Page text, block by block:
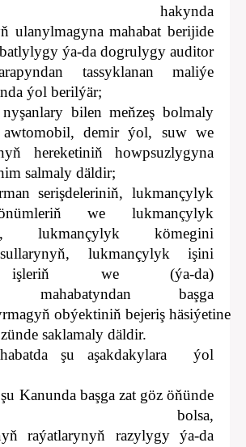
hakynda
ulanylmagyna mahabat berijide
ýa-da dogrulygy auditor
tassyklanan maliýe
ýol berilýär;
bilen meňzeş bolmaly
demir ýol, suw we
hereketiniň howpsuzlygyna
salmaly däldir;
serişdeleriniň, lukmançylyk
we lukmançylyk
lukmançylyk kömegini
lukmançylyk işini
işleriň we (ýa-da)
mahabatyndan başga
obýektiniň bejeriş häsiýetine
saklamaly däldir.
şu aşakdakylara ýol
Kanunda başga zat göz öňünde
bolsa,
raýatlarynyň razylygy ýa-da